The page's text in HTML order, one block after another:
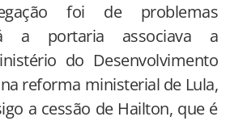
foi de problemas
a portaria associava a
do Desenvolvimento
reforma ministerial de Lula,
a cessão de Hailton, que é